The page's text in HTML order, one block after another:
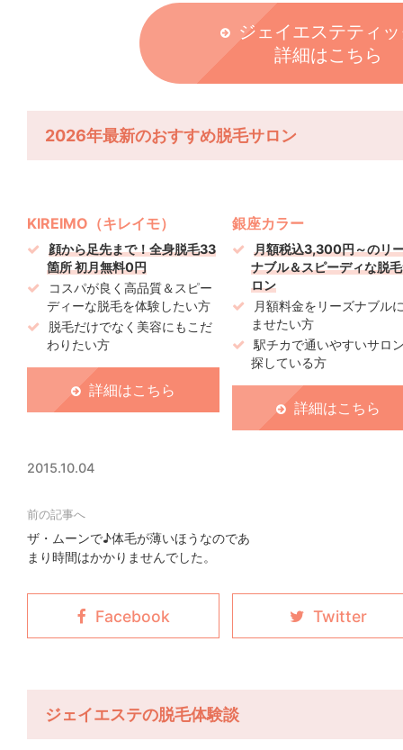
ジェイエステティ
詳細はこちら
2026年最新のおすすめ脱毛サロン
KIREIMO（キレイモ）
顔から足先まで！全身脱毛33
箇所 初月無料0円
コスパが良く高品質＆スピー
ディーな脱毛を体験したい方
脱毛だけでなく美容にもこだ
わりたい方
詳細はこちら
銀座カラー
月額税込3,300円～のリ
ナブル＆スピーディな脱
ロン
月額料金をリーズナブル
ませたい方
駅チカで通いやすいサロ
探している方
詳細はこちら
2015.10.04
ザ・ムーンで♪体毛が薄いほうなのであ
まり時間はかかりませんでした。
ジェイエステの脱毛体験談